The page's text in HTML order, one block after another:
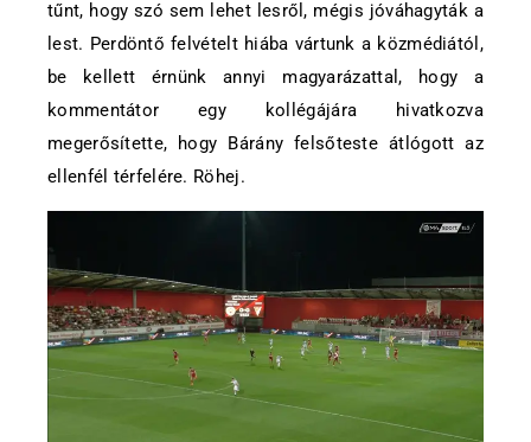
tűnt, hogy szó sem lehet lesről, mégis jóváhagyták a
lest. Perdöntő felvételt hiába vártunk a közmédiától,
be kellett érnünk annyi magyarázattal, hogy a
kommentátor egy kollégájára hivatkozva
megerősítette, hogy Bárány felsőteste átlógott az
ellenfél térfelére. Röhej.